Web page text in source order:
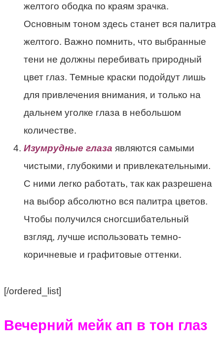
желтого ободка по краям зрачка.
Основным тоном здесь станет вся палитра
желтого. Важно помнить, что выбранные
тени не должны перебивать природный
цвет глаз. Темные краски подойдут лишь
для привлечения внимания, и только на
дальнем уголке глаза в небольшом
количестве.
Изумрудные глаза являются самыми
чистыми, глубокими и привлекательными.
С ними легко работать, так как разрешена
на выбор абсолютно вся палитра цветов.
Чтобы получился сногсшибательный
взгляд, лучше использовать темно-
коричневые и графитовые оттенки.
[/ordered_list]
Вечерний мейк ап в тон глаз